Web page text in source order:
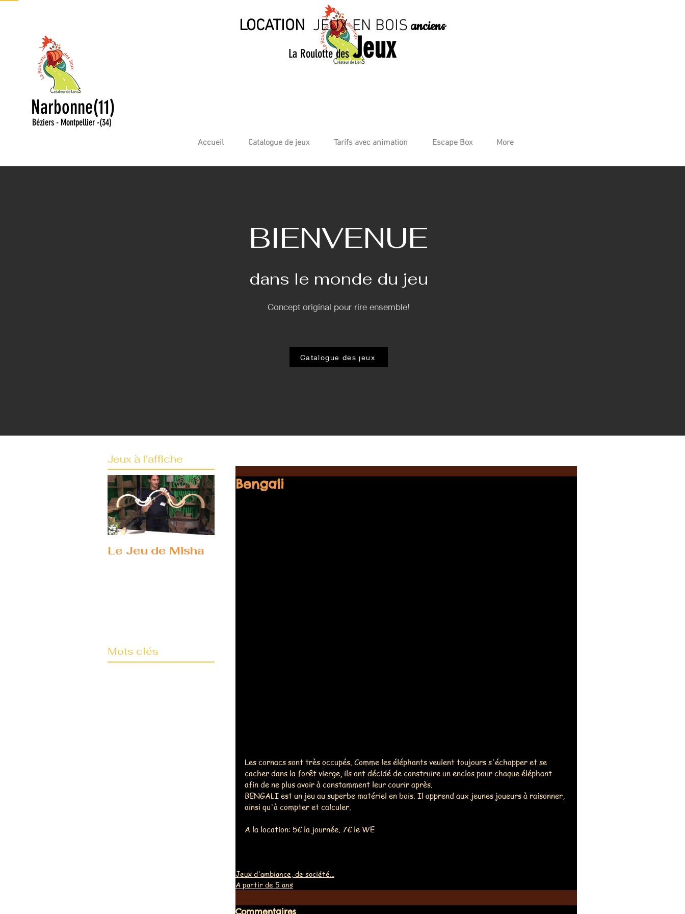
LOCATION JEUX EN BOIS anciens
La Roulotte des Jeux
Narbonne(11)
Béziers - Montpellier -(34)
Accueil Catalogue de jeux Tarifs avec animation Escape Box More
BIENVENUE
dans le monde du jeu
Concept original pour rire ensemble!
Catalogue des jeux
Jeux à l'affiche
Le Jeu de Misha
Mots clés
Bengali
Les cornacs sont très occupés. Comme les éléphants veulent toujours s'échapper et se
cacher dans la forêt vierge, ils ont décidé de construire un enclos pour chaque éléphant
afin de ne plus avoir à constamment leur courir après.
BENGALI est un jeu au superbe matériel en bois. Il apprend aux jeunes joueurs à raisonner,
ainsi qu'à compter et calculer.
A la location: 5€ la journée. 7€ le WE
Jeux d'ambiance, de société...
A partir de 5 ans
Commentaires